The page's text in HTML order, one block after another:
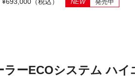
NEW 発売中
ラーECOシステム ハ